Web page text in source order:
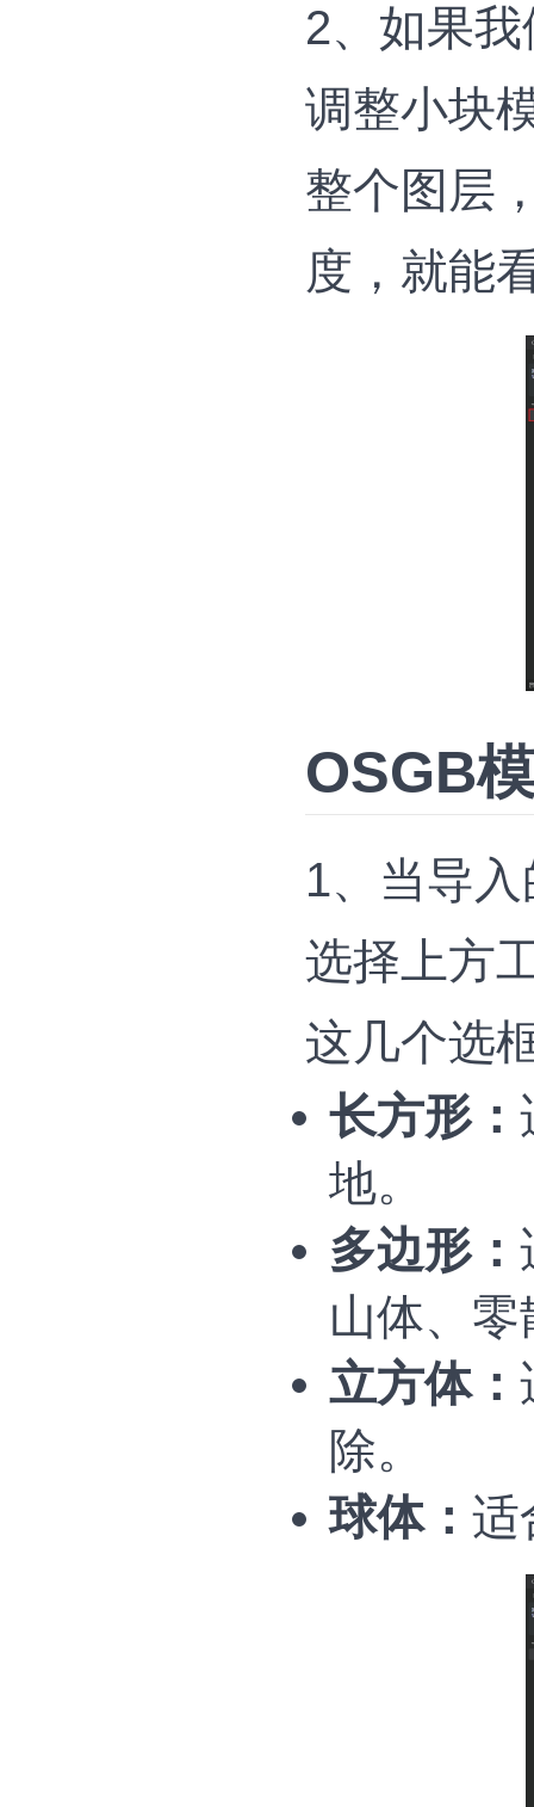
2、如果
调整小块
整个图层
度，就能
OSGB
1、当导
选择上方
这几个选
长方形：
地。
多边形：
山体、
立方体：
除。
球体： 适